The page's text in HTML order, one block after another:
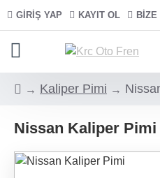
GIRIŞ YAP KAYIT OL BIZE
Kaliper Pimi
Nissan Kaliper Pimi